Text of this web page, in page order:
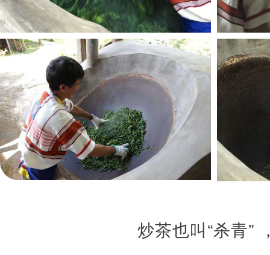
炒茶也叫“杀青”